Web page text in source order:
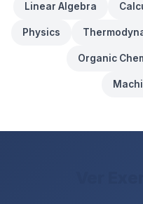
Linear Algebra
Physics
Organic